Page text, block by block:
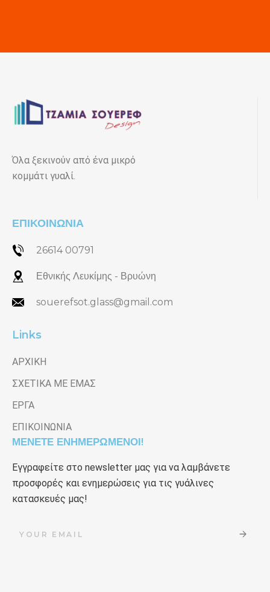
Όλα ξεκινούν από ένα μικρό
κομμάτι γυαλί.
ΕΠΙΚΟΙΝΩΝΙΑ
26614 00791
Εθνικής Λευκίμης - Βρυώνη
souerefsot.glass@gmail.com
Links
ΑΡΧΙΚΗ
ΣΧΕΤΙΚΑ ΜΕ ΕΜΑΣ
ΕΡΓΑ
ΕΠΙΚΟΙΝΩΝΙΑ
ΜΕΝΕΤΕ ΕΝΗΜΕΡΩΜΕΝΟΙ!
Εγγραφείτε στο newsletter μας για να λαμβάνετε
προσφορές και ενημερώσεις για τις γυάλινες
κατασκευές μας!